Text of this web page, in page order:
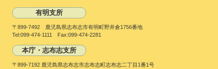
有明支所
〒899-7492 鹿児島県志布志市有明町野井倉1756番地
Tel:099-474-1111 Fax:099-474-2281
本庁・志布志支所
〒899-7192 鹿児島県志布志市志布志町志布志二丁目1番1号